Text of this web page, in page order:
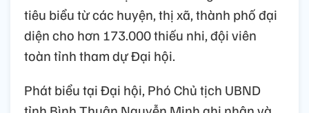
tiêu biểu từ các huyện, thị xã, thành phố đại
diện cho hơn 173.000 thiếu nhi, đội viên
toàn tỉnh tham dự Đại hội.
Phát biểu tại Đại hội, Phó Chủ tịch UBND